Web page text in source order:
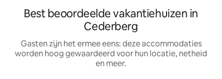
Best beoordeelde vakantiehuizen in
Cederberg
Gasten zijn het ermee eens: deze accommodaties
worden hoog gewaardeerd voor hun locatie, netheid
en meer.